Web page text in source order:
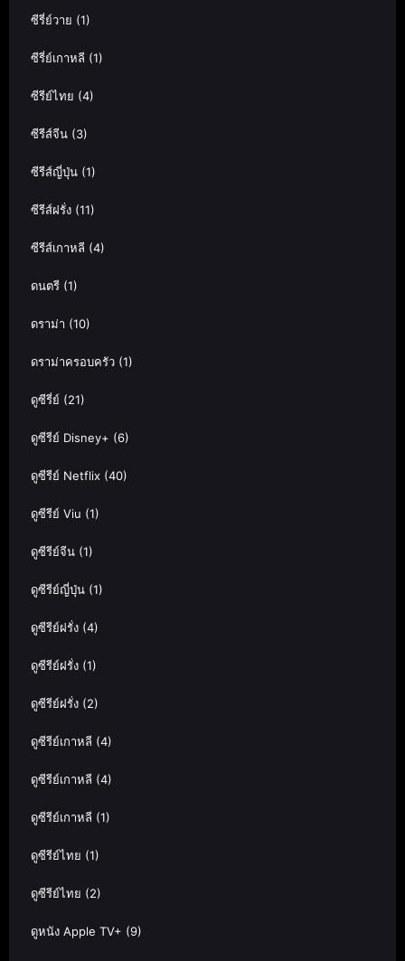
ซีรี่ย์วาย (1)
ซีรี่ย์เกาหลี (1)
ซีรีย์ไทย (4)
ซีรีส์จีน (3)
ซีรีส์ญี่ปุ่น (1)
ซีรีส์ฝรั่ง (11)
ซีรีส์เกาหลี (4)
ดนตรี (1)
ดราม่า (10)
ดราม่าครอบครัว (1)
ดูซีรี่ย์ (21)
ดูซีรีย์ Disney+ (6)
ดูซีรีย์ Netflix (40)
ดูซีรีย์ Viu (1)
ดูซีรีย์จีน (1)
ดูซีรีย์ญี่ปุ่น (1)
ดูซีรีย์ฝรั่ง (4)
ดูซีรีย์ฝรั่ง (1)
ดูซีรีย์ฝรั่ง (2)
ดูซีรีย์เกาหลี (4)
ดูซีรีย์เกาหลี (4)
ดูซีรีย์เกาหลี (1)
ดูซีรีย์ไทย (1)
ดูซีรีย์ไทย (2)
ดูหนัง Apple TV+ (9)